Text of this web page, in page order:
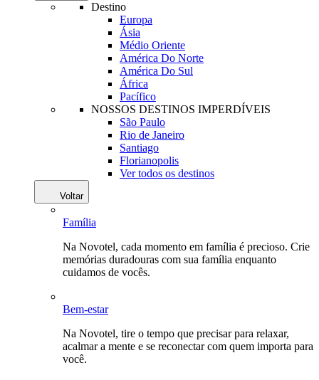
Destino
Europa
Ásia
Médio Oriente
América Do Norte
América Do Sul
África
Pacífico
NOSSOS DESTINOS IMPERDÍVEIS
São Paulo
Rio de Janeiro
Santiago
Florianopolis
Ver todos os destinos
Voltar
Família
Na Novotel, cada momento em família é precioso. Crie
memórias duradouras com sua família enquanto
cuidamos de vocês.
Bem-estar
Na Novotel, tire o tempo que precisar para relaxar,
acalmar a mente e se reconectar com quem importa para
você.